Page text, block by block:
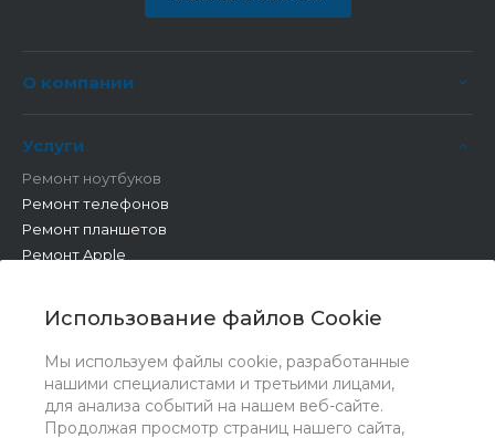
Использование файлов Cookie
Мы используем файлы cookie, разработанные
нашими специалистами и третьими лицами,
для анализа событий на нашем веб-сайте.
Продолжая просмотр страниц нашего сайта,
О компании
Услуги
Ремонт ноутбуков
Ремонт телефонов
Ремонт планшетов
Ремонт Apple